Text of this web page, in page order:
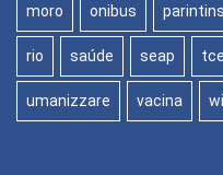
moro onibus parintins
rio saúde seap tce
umanizzare vacina